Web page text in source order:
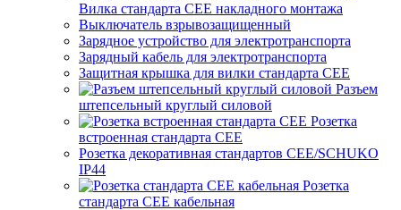
Вилка стандарта CEE накладного монтажа
Выключатель взрывозащищенный
Зарядное устройство для электротранспорта
Зарядный кабель для электротранспорта
Защитная крышка для вилки стандарта CEE
Разъем
штепсельный круглый силовой
Розетка
встроенная стандарта CEE
Розетка декоративная стандартов CEE/SCHUKO
IP44
Розетка
стандарта СЕЕ кабельная